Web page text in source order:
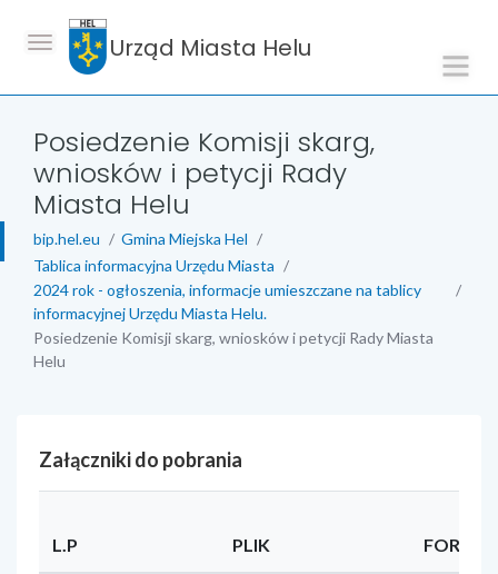
Urząd Miasta Helu
Posiedzenie Komisji skarg,
wniosków i petycji Rady
Miasta Helu
bip.hel.eu
Gmina Miejska Hel
Tablica informacyjna Urzędu Miasta
2024 rok - ogłoszenia, informacje umieszczane na tablicy
informacyjnej Urzędu Miasta Helu.
Posiedzenie Komisji skarg, wniosków i petycji Rady Miasta
Helu
Załączniki do pobrania
L.P PLIK